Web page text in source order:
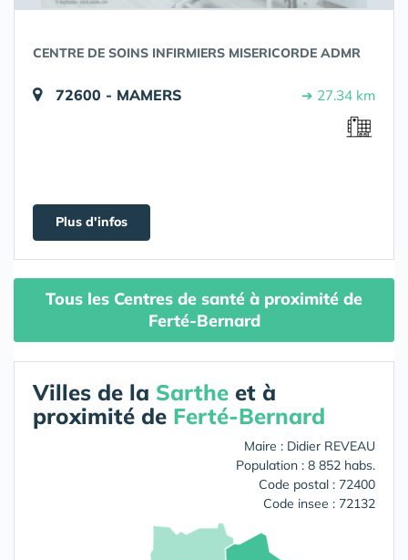
CENTRE DE SOINS INFIRMIERS MISERICORDE ADMR
72600 - MAMERS ➔ 27.34 km
Plus d'infos
Tous les Centres de santé à proximité de
Ferté-Bernard
Villes de la Sarthe et à
proximité de Ferté-Bernard
Maire : Didier REVEAU
Population : 8 852 habs.
Code postal : 72400
Code insee : 72132